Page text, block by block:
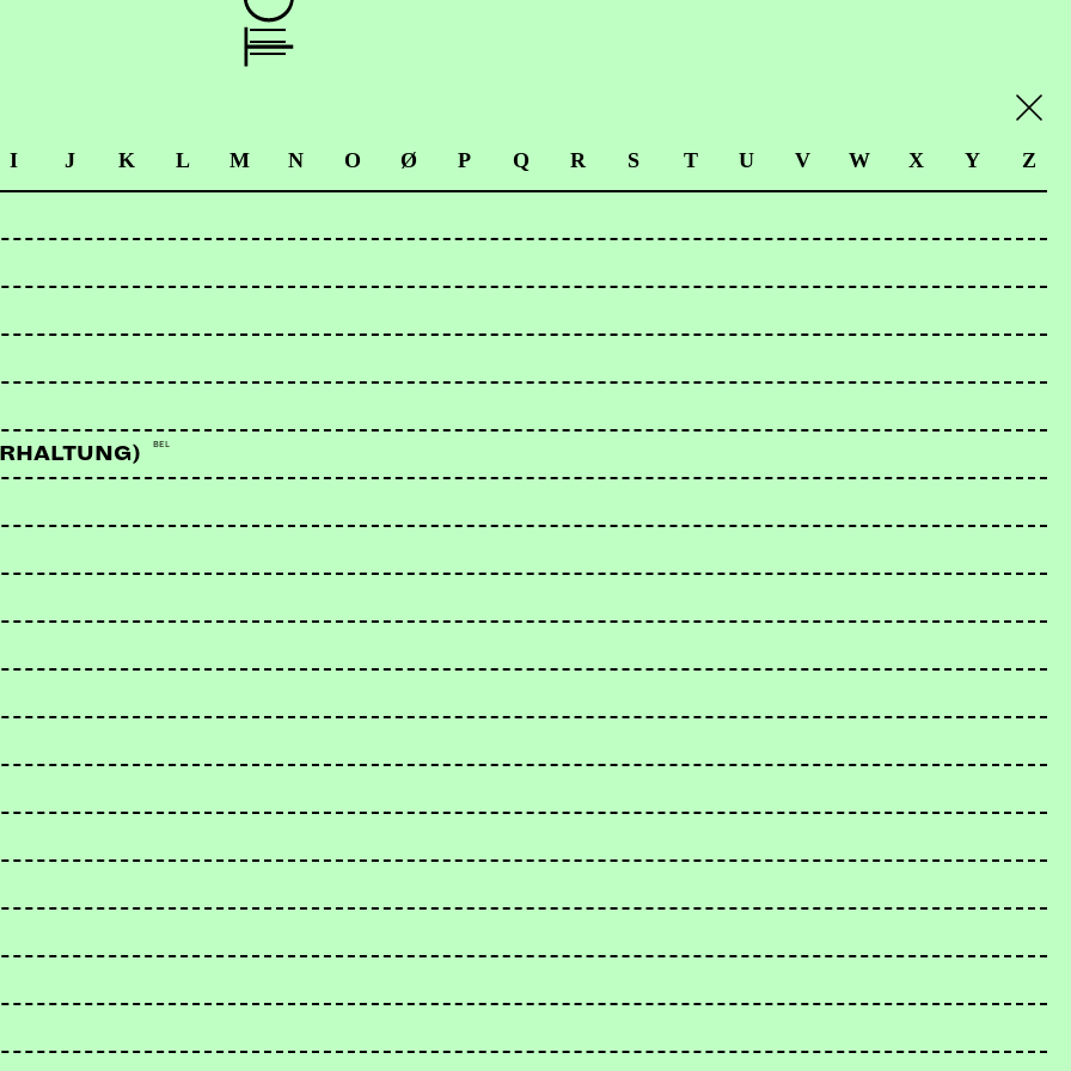
I J K L M N O Ø P Q R S T U V W X Y Z
BEL